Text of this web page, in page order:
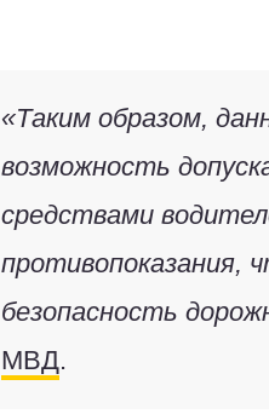
«Таким образом,
возможность
средствами
противопоказания,
безопасность
МВД.